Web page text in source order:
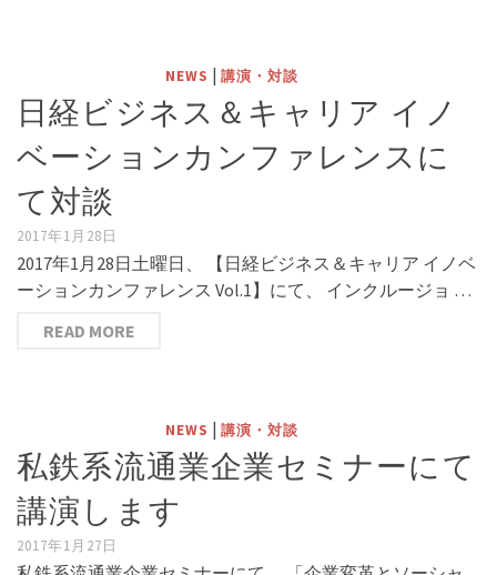
NEWS |講演・対談
日経ビジネス＆キャリア イノ
ベーションカンファレンスに
て対談
2017年1月28日
2017年1月28日土曜日、 【日経ビジネス＆キャリア イノベ
ーションカンファレンス Vol.1】にて、 インクルージョ …
READ MORE
NEWS |講演・対談
私鉄系流通業企業セミナーにて
講演します
2017年1月27日